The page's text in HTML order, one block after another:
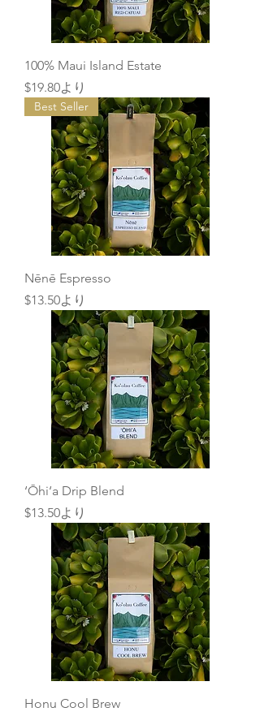
100% Maui Island Estate
$19.80より
セール価格
Best Seller
Nēnē Espresso
$13.50より
セール価格
‘Ōhi‘a Drip Blend
$13.50より
セール価格
Honu Cool Brew